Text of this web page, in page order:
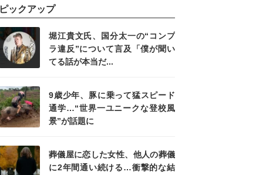
ピックアップ
堀江貴文氏、国分太一の“コンプ
ラ違反”について言及「僕が聞い
てる話が本当だ...
9歳少年、豚に乗って猛スピード
通学…“世界一ユニークな登校風
景”が話題に
葬儀屋に恋した女性、他人の葬儀
に2年間通い続ける…衝撃的な結